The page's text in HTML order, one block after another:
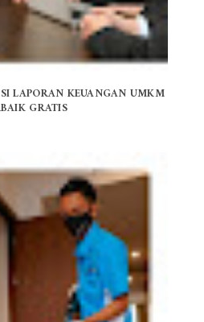
LAPORAN KEUANGAN UMKM
GRATIS